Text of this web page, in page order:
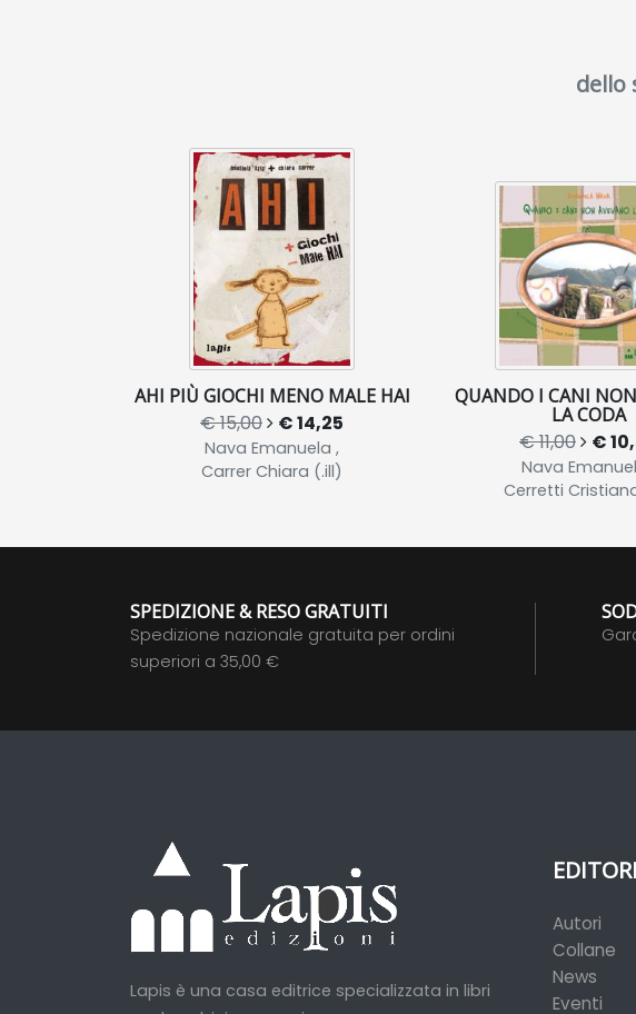
dello
AHI PIÙ GIOCHI MENO MALE HAI
€ 15,00 € 14,25
Nava Emanuela ,
Carrer Chiara (.ill)
QUANDO I CANI
LA CODA
€ 11,00 €
Nava
Cerretti
SPEDIZIONE & RESO GRATUITI
Spedizione nazionale gratuita per ordini
superiori a 35,00 €
Lapis è una casa editrice specializzata in libri
Autori
Collane
News
Eventi